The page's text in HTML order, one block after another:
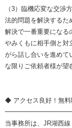
（3）臨機応変な交渉
法的問題を解決するた
解決で一番重要になる
やみくもに相手側と対
がら話し合いを進めて
な限りご依頼者様が望
◆ アクセス良好！無料
当事務所は、JR湖西